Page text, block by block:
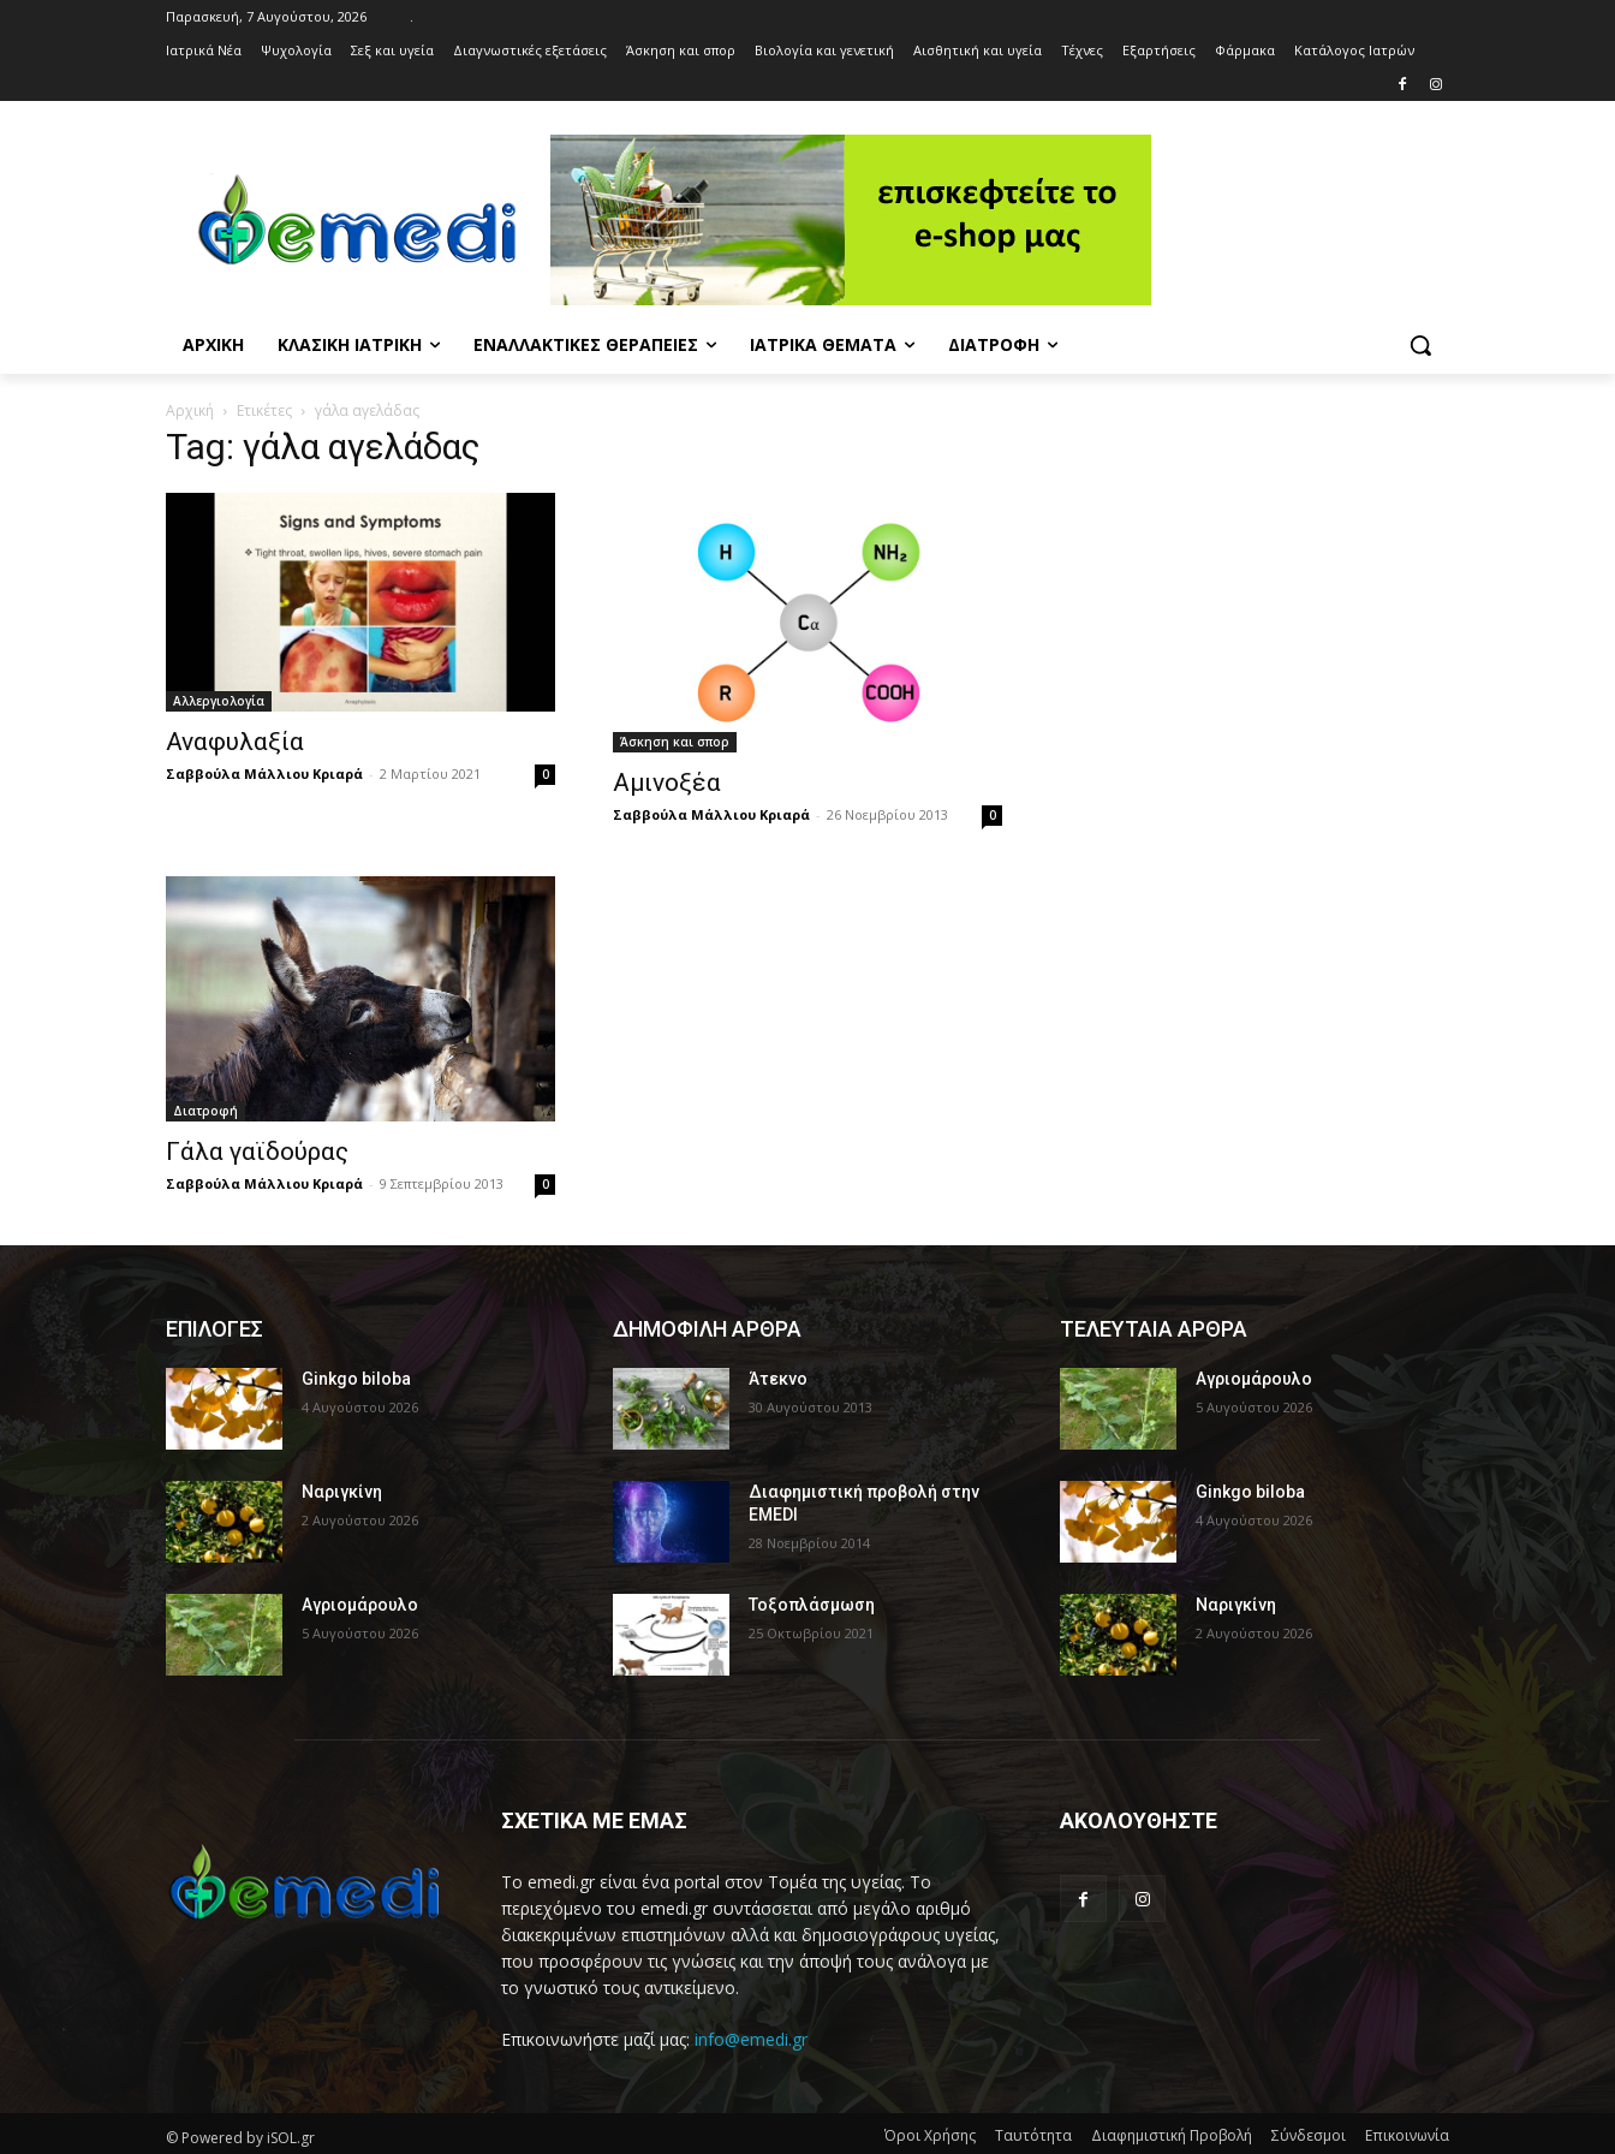
Παρασκευή, 7 Αυγούστου, 2026
.
Ιατρικά Νέα
Ψυχολογία Σεξ και υγεία Διαγνωστικές εξετάσεις Άσκηση και σπορ Βιολογία και γενετική Αισθητική και υγεία Τέχνες Εξαρτήσεις Φάρμακα Κατάλογος Ιατρών
ΑΡΧΙΚΉ ΚΛΑΣΙΚΉ ΙΑΤΡΙΚΉ ΕΝΑΛΛΑΚΤΙΚΈΣ ΘΕΡΑΠΕΊΕΣ ΙΑΤΡΙΚΆ ΘΈΜΑΤΑ ΔΙΑΤΡΟΦΉ
Αρχική Ετικέτες γάλα αγελάδας
Tag: γάλα αγελάδας
Αλλεργιολογία
Αναφυλαξία
Σαββούλα Μάλλιου Κριαρά - 2 Μαρτίου 2021 0
Άσκηση και σπορ
Αμινοξέα
Σαββούλα Μάλλιου Κριαρά - 26 Νοεμβρίου 2013 0
Διατροφή
Γάλα γαϊδούρας
Σαββούλα Μάλλιου Κριαρά - 9 Σεπτεμβρίου 2013 0
ΕΠΙΛΟΓΕΣ
Ginkgo biloba
4 Αυγούστου 2026
Ναριγκίνη
2 Αυγούστου 2026
Αγριομάρουλο
5 Αυγούστου 2026
ΔΗΜΟΦΙΛΗ ΑΡΘΡΑ
Άτεκνο
30 Αυγούστου 2013
Διαφημιστική προβολή στην
EMEDI
28 Νοεμβρίου 2014
Τοξοπλάσμωση
25 Οκτωβρίου 2021
ΤΕΛΕΥΤΑΙΑ ΑΡΘΡΑ
Αγριομάρουλο
5 Αυγούστου 2026
Ginkgo biloba
4 Αυγούστου 2026
Ναριγκίνη
2 Αυγούστου 2026
ΣΧΕΤΙΚΑ ΜΕ ΕΜΑΣ
Το emedi.gr είναι ένα portal στον Τομέα της υγείας. Το
περιεχόμενο του emedi.gr συντάσσεται από μεγάλο αριθμό
διακεκριμένων επιστημόνων αλλά και δημοσιογράφους υγείας,
που προσφέρουν τις γνώσεις και την άποψή τους ανάλογα με
το γνωστικό τους αντικείμενο.
Επικοινωνήστε μαζί μας: info@emedi.gr
ΑΚΟΛΟΥΘΗΣΤΕ
© Powered by iSOL.gr Όροι Χρήσης Ταυτότητα Διαφημιστική Προβολή Σύνδεσμοι Επικοινωνία